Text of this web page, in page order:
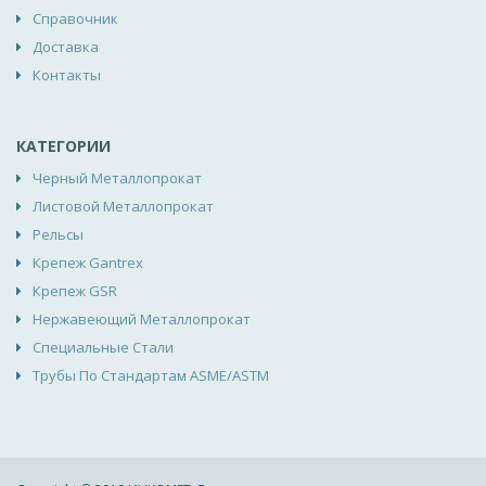
Справочник
Доставка
Контакты
КАТЕГОРИИ
Черный Металлопрокат
Листовой Металлопрокат
Рельсы
Крепеж Gantrex
Крепеж GSR
Нержавеющий Металлопрокат
Специальные Стали
Трубы По Стандартам ASME/ASTM